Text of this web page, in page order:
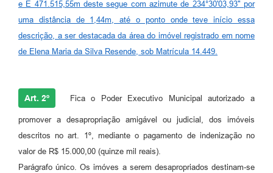
e E 471.515,55m deste segue com azimute de 234°30'03,93" por
uma distância de 1,44m, até o ponto onde teve início essa
descrição, a ser destacada da área do imóvel registrado em nome
de Elena Maria da Silva Resende, sob Matrícula 14.449.
Art. 2º Fica o Poder Executivo Municipal autorizado a
promover a desapropriação amigável ou judicial, dos imóveis
descritos no art. 1º, mediante o pagamento de indenização no
valor de R$ 15.000,00 (quinze mil reais).
Parágrafo único. Os imóves a serem desapropriados destinam-se